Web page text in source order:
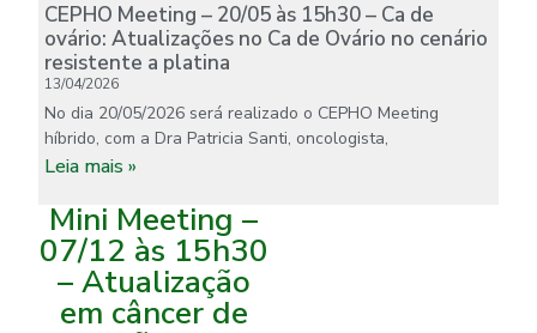
CEPHO Meeting – 20/05 às 15h30 – Ca de
ovário: Atualizações no Ca de Ovário no cenário
resistente a platina
13/04/2026
No dia 20/05/2026 será realizado o CEPHO Meeting
híbrido, com a Dra Patricia Santi, oncologista,
Leia mais »
Mini Meeting –
07/12 às 15h30
– Atualização
em câncer de